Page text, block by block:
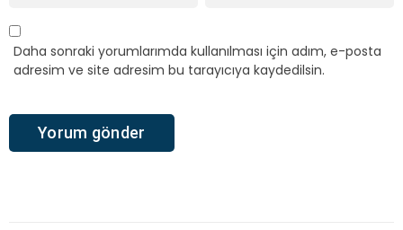
Daha sonraki yorumlarımda kullanılması için adım, e-posta
adresim ve site adresim bu tarayıcıya kaydedilsin.